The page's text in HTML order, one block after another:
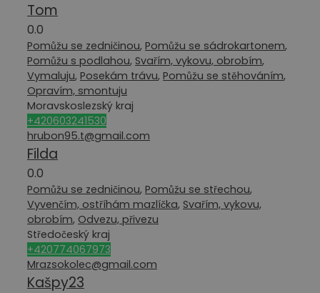
Tom
0.0
Pomůžu se zedničinou, Pomůžu se sádrokartonem,
Pomůžu s podlahou, Svařím, vykovu, obrobím,
Vymaluju, Posekám trávu, Pomůžu se stěhováním,
Opravím, smontuju
Moravskoslezský kraj
+420603241530
hrubon95.t@gmail.com
Filda
0.0
Pomůžu se zedničinou, Pomůžu se střechou,
Vyvenčím, ostříhám mazlíčka, Svařím, vykovu,
obrobím, Odvezu, přivezu
Středočeský kraj
+420774067973
Mrazsokolec@gmail.com
Kašpy23